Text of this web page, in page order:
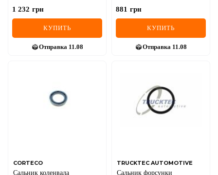
1 232 грн
КУПИТЬ
Отправка 11.08
881 грн
КУПИТЬ
Отправка 11.08
CORTECO
Сальник коленвала
TRUCKTEC AUTOMOTIVE
Сальник форсунки